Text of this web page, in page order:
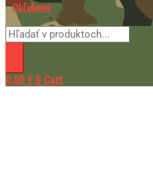
Obľúbené
0,00 € 0 Cart